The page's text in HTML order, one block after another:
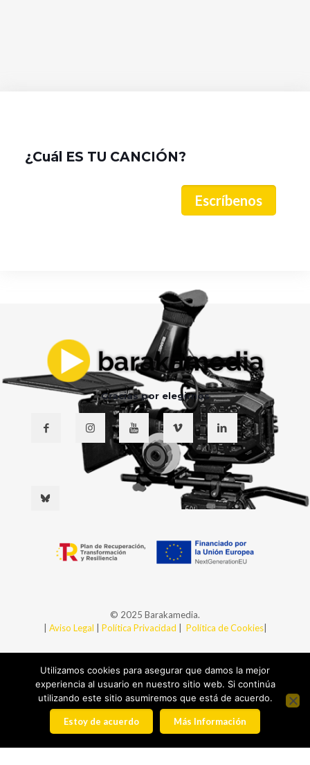
¿Cuál ES TU CANCIÓN?
Escríbenos
Gracias por elegirnos
© 2025 Barakamedia.
Aviso Legal Política Privacidad Política de Cookies|
Utilizamos cookies para asegurar que damos la mejor
experiencia al usuario en nuestro sitio web. Si continúa
utilizando este sitio asumiremos que está de acuerdo.
Estoy de acuerdo Más Información